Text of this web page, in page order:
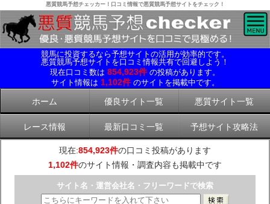
悪質競馬予想チェッカー！口コミ情報で悪質競馬予想サイトをチェック！
競馬に投資するなら予想サイトの活用が効率的です。
悪質競馬予想サイトを口コミ情報共有で回避しよう！
現在口コミ数は 854,923件 の投稿があります。
サイト情報は 1,102件 のサイトを掲載中です。
ホーム 優良サイト一覧 悪質サイト一覧
レース情報 最新口コミ一覧 予想サイト攻略法
現在:854,923件の口コミ投稿があります
1,102件のサイト情報・調査内容も掲載中です
サイト名・運営会社名・フリーワードで検索